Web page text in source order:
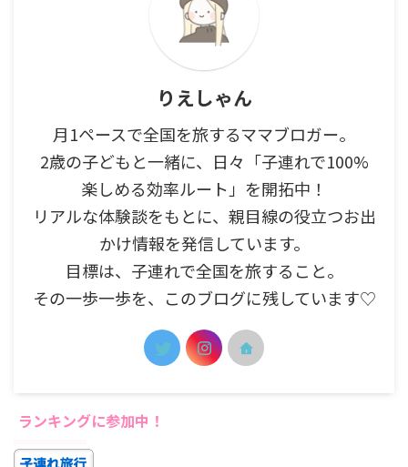
りえしゃん
月1ペースで全国を旅するママブロガー。
2歳の子どもと一緒に、日々「子連れで100%
楽しめる効率ルート」を開拓中！
リアルな体験談をもとに、親目線の役立つお出
かけ情報を発信しています。
目標は、子連れで全国を旅すること。
その一歩一歩を、このブログに残しています♡
ランキングに参加中！